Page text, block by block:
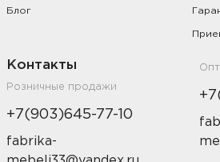
Блог
Контакты
Розничные продажи
+7(903)645-77-10
fabrika-